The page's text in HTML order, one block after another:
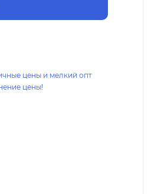
цены и мелкий опт
цены!